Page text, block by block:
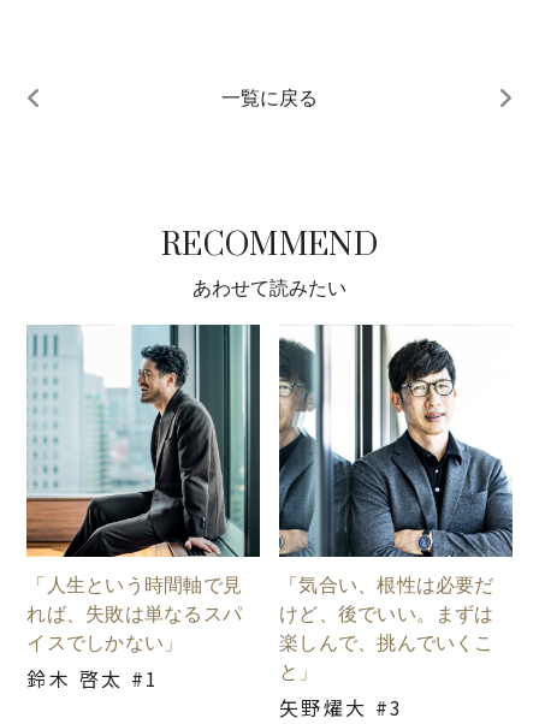
一覧に戻る
RECOMMEND
あわせて読みたい
「人生という時間軸で見
れば、失敗は単なるスパ
イスでしかない」
鈴木 啓太 #1
「気合い、根性は必要だ
けど、後でいい。まずは
楽しんで、挑んでいくこ
と」
矢野燿大 #3